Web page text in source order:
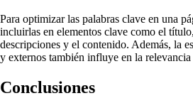
Para optimizar las palabras clave en una
incluirlas en elementos clave como el
descripciones y el contenido. Además, la
y externos también influye en la relevancia
Conclusiones